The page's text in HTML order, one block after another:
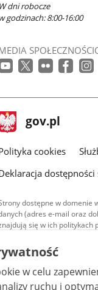
W dni robocze
w godzinach: 8:00-16:00
Strona
gov.pl
gov.pl
cookies
dostępne w domenie
(adres e-mail oraz
się w ich politykach
Treści
udostępniane
warunkach
są
bez utworów
w celu
ruchu i optymalizacji